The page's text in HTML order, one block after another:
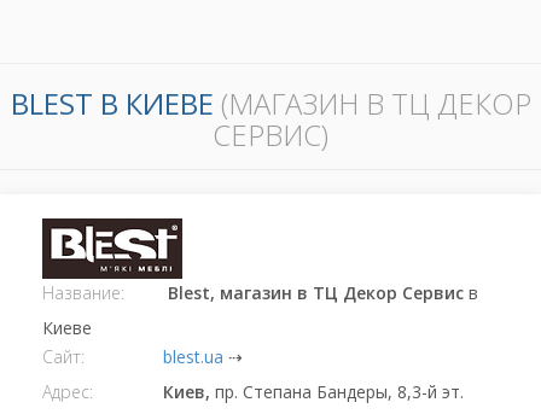
BLEST В КИЕВЕ (МАГАЗИН В ТЦ ДЕКОР
СЕРВИС)
Название: Blest, магазин в ТЦ Декор Сервис в
Киеве
Сайт:
blest.ua ⇢
Адрес:
Киев, пр. Степана Бандеры, 8,3-й эт.